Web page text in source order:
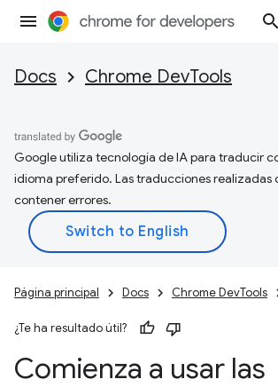
Docs Chrome DevTools
Google utiliza tecnología de IA para traducir
idioma preferido. Las traducciones realizadas
contener errores.
Página principal Docs Chrome DevTools
¿Te ha resultado útil?
Comienza a usar las